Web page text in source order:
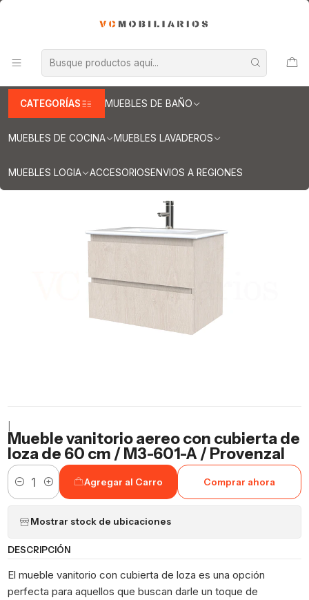
CATEGORÍAS MUEBLES DE BAÑO
MUEBLES DE COCINA MUEBLES LAVADEROS
MUEBLES LOGIA ACCESORIOSENVIOS A REGIONES
Muebles vanitorio aereo - simple
Mueble vanitorios aereo - simple de loza
Muebles vanitorios aereo simple de loza / 60 cm
Mueble vanitorio aereo con cubierta de loza de 60 cm / M3-601-A
Mueble vanitorio aereo con cubierta de
loza de 60 cm / M3-601-A / Provenzal
Cantidad
Agregar al Carro Comprar ahora
Mostrar stock de ubicaciones
DESCRIPCIÓN
El mueble vanitorio con cubierta de loza es una opción
perfecta para aquellos que buscan darle un toque de